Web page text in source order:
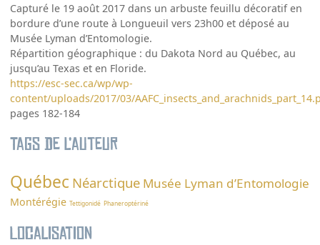
Capturé le 19 août 2017 dans un arbuste feuillu décoratif en
bordure d’une route à Longueuil vers 23h00 et déposé au
Musée Lyman d’Entomologie.
Répartition géographique : du Dakota Nord au Québec, au
jusqu’au Texas et en Floride.
https://esc-sec.ca/wp/wp-
content/uploads/2017/03/
pages 182-184
Tags de l’auteur
Québec Néarctique Musée Lyman d’Entomologie
Montérégie Tettigonidé Phaneroptériné
Localisation